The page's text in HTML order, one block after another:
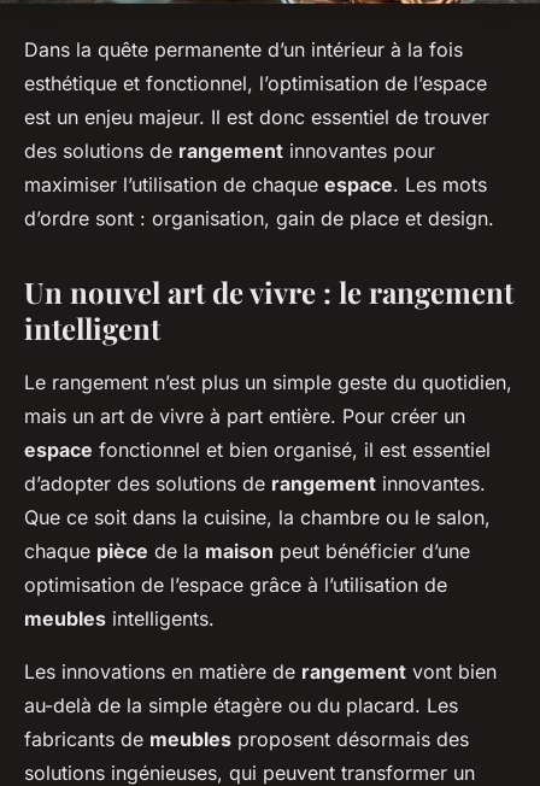
Dans la quête permanente d’un intérieur à la fois
esthétique et fonctionnel, l’optimisation de l’espace
est un enjeu majeur. Il est donc essentiel de trouver
des solutions de rangement innovantes pour
maximiser l’utilisation de chaque espace. Les mots
d’ordre sont : organisation, gain de place et design.
Un nouvel art de vivre : le rangement
intelligent
Le rangement n’est plus un simple geste du quotidien,
mais un art de vivre à part entière. Pour créer un
espace fonctionnel et bien organisé, il est essentiel
d’adopter des solutions de rangement innovantes.
Que ce soit dans la cuisine, la chambre ou le salon,
chaque pièce de la maison peut bénéficier d’une
optimisation de l’espace grâce à l’utilisation de
meubles intelligents.
Les innovations en matière de rangement vont bien
au-delà de la simple étagère ou du placard. Les
fabricants de meubles proposent désormais des
solutions ingénieuses, qui peuvent transformer un